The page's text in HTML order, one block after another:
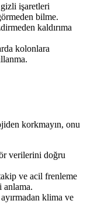
işaretleri
bilme.
kaldırıma
kolonlara
korkmayın, onu
verilerini doğru
ve acil frenleme
anlama.
klima ve